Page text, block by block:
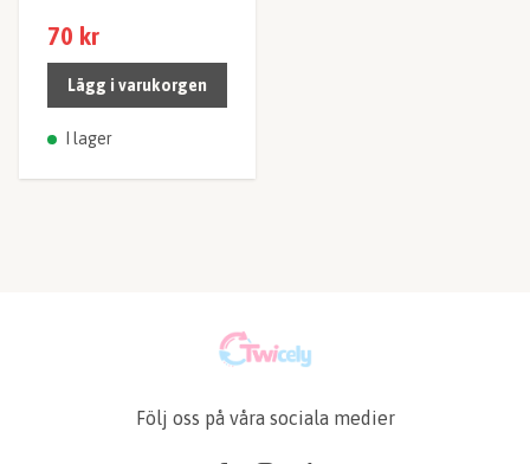
70 kr
Lägg i varukorgen
I lager
Följ oss på våra sociala medier